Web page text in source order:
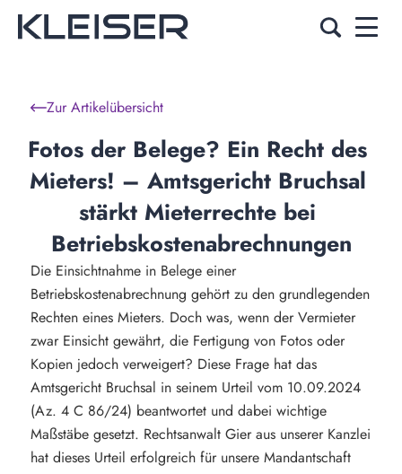
Zur Artikelübersicht
Fotos der Belege? Ein Recht des
Mieters! – Amtsgericht Bruchsal
stärkt Mieterrechte bei
Betriebskostenabrechnungen
Die Einsichtnahme in Belege einer
Betriebskostenabrechnung gehört zu den grundlegenden
Rechten eines Mieters. Doch was, wenn der Vermieter
zwar Einsicht gewährt, die Fertigung von Fotos oder
Kopien jedoch verweigert? Diese Frage hat das
Amtsgericht Bruchsal in seinem Urteil vom 10.09.2024
(Az. 4 C 86/24) beantwortet und dabei wichtige
Maßstäbe gesetzt. Rechtsanwalt Gier aus unserer Kanzlei
hat dieses Urteil erfolgreich für unsere Mandantschaft